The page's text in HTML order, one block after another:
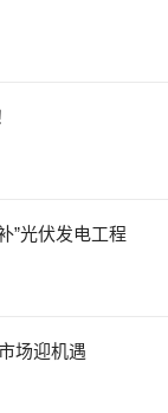
”光伏发电工程
场迎机遇